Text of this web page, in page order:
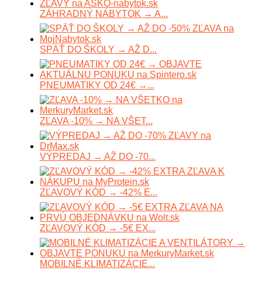
ZÁHRADNÝ NÁBYTOK → A...
SPÄŤ DO ŠKOLY → AŽ D...
PNEUMATIKY OD 24€ →...
ZĽAVA -10% → NA VŠET...
VÝPREDAJ → AŽ DO -70...
ZĽAVOVÝ KÓD → -42% E...
ZĽAVOVÝ KÓD → -5€ EX...
MOBILNÉ KLIMATIZÁCIE...